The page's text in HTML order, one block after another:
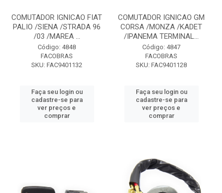
COMUTADOR IGNICAO FIAT
PALIO /SIENA /STRADA 96
/03 /MAREA ...
Código: 4848
FACOBRAS
SKU: FAC9401132
Faça seu login ou
cadastre-se para
ver preços e
comprar
COMUTADOR IGNICAO GM
CORSA /MONZA /KADET
/IPANEMA TERMINAL...
Código: 4847
FACOBRAS
SKU: FAC9401128
Faça seu login ou
cadastre-se para
ver preços e
comprar